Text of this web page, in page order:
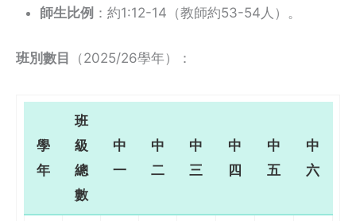
師生比例 ：約1:12-14（教師約53-54人）。
班別數目 （2025/26學年）：
學
年
班
級
總
數
中
一
中
二
中
三
中
四
中
五
中
六